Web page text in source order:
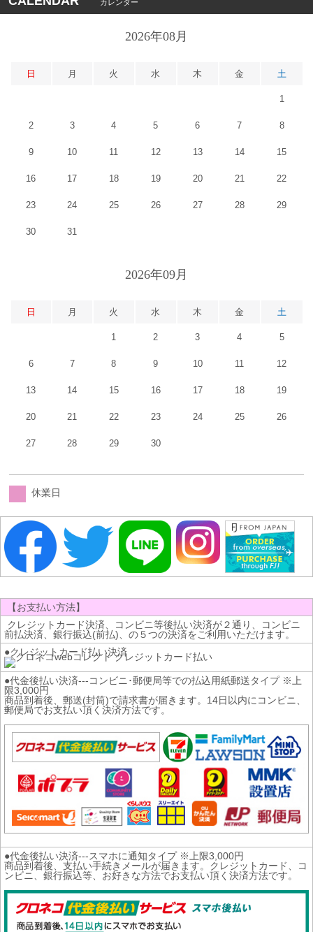
カレンダー
2026年08月
日 月 火 水 木 金 土
1
2 3 4 5 6 7 8
9 10 11 12 13 14 15
16 17 18 19 20 21 22
23 24 25 26 27 28 29
30 31
2026年09月
日 月 火 水 木 金 土
1 2 3 4 5
6 7 8 9 10 11 12
13 14 15 16 17 18 19
20 21 22 23 24 25 26
27 28 29 30
休業日
【お支払い方法】
クレジットカード決済、コンビニ等後払い決済が２通り、コンビニ
前払決済、銀行振込(前払)、の５つの決済をご利用いただけます。
●クレジットカード払い決済
●代金後払い決済---コンビニ･郵便局等での払込用紙郵送タイプ ※上
限3,000円
商品到着後、郵送(封筒)で請求書が届きます。14日以内にコンビニ、
郵便局でお支払い頂く決済方法です。
●代金後払い決済---スマホに通知タイプ ※上限3,000円
商品到着後、支払い手続きメールが届きます。クレジットカード、コ
ンビニ、銀行振込等、お好きな方法でお支払い頂く決済方法です。